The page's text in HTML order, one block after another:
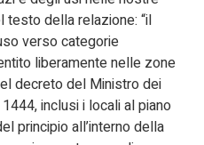
testo della relazione: “il
verso categorie
liberamente nelle zone
decreto del Ministro dei
inclusi i locali al piano
principio all’interno della